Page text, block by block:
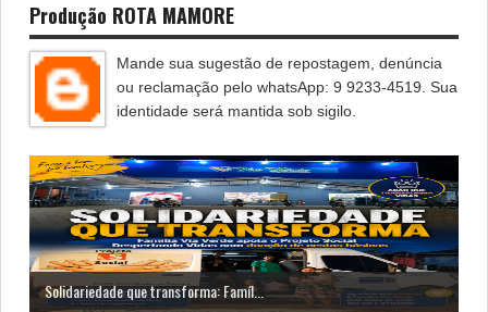
Produção ROTA MAMORE
Mande sua sugestão de repostagem, denúncia
ou reclamação pelo whatsApp: 9 9233-4519. Sua
identidade será mantida sob sigilo.
Solidariedade que transforma: Famíl...